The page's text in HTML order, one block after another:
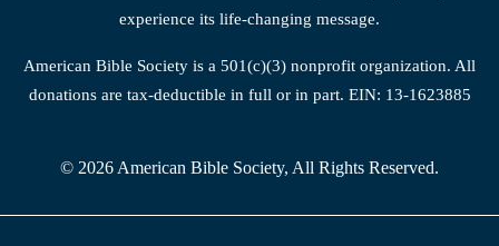
experience its life-changing message.
American Bible Society is a 501(c)(3) nonprofit organization. All
donations are tax-deductible in full or in part. EIN: 13-1623885
© 2026 American Bible Society, All Rights Reserved.